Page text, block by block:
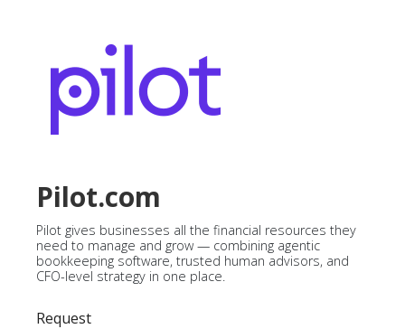
Pilot.com
Pilot gives businesses all the financial resources they
need to manage and grow — combining agentic
bookkeeping software, trusted human advisors, and
CFO-level strategy in one place.
Request